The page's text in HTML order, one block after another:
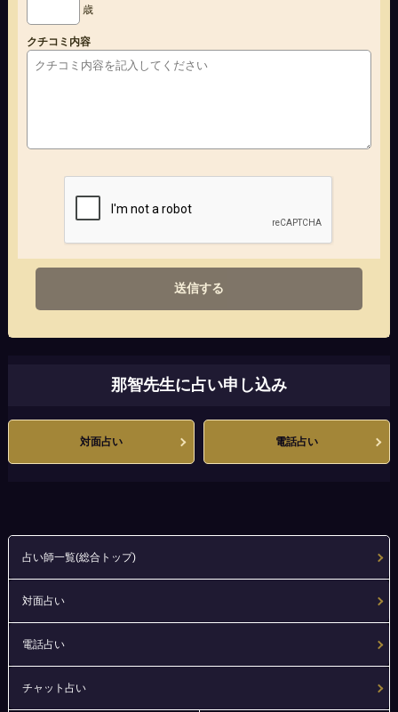
歳
クチコミ内容
送信する
那智先生に占い申し込み
対面占い 電話占い
占い師一覧(総合トップ)
対面占い
電話占い
チャット占い